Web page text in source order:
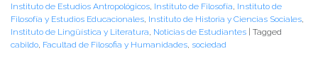
Instituto de Estudios Antropológicos, Instituto de Filosofía, Instituto de
Filosofía y Estudios Educacionales, Instituto de Historia y Ciencias Sociales,
Instituto de Lingüística y Literatura, Noticias de Estudiantes | Tagged
cabildo, Facultad de Filosofia y Humanidades, sociedad